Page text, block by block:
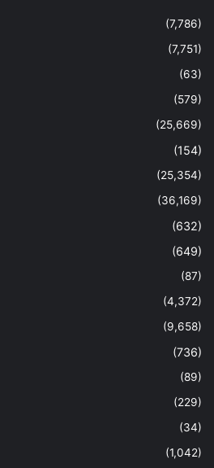
(7,786)
(7,751)
(63)
(579)
(25,669)
(154)
(25,354)
(36,169)
(632)
(649)
(87)
(4,372)
(9,658)
(736)
(89)
(229)
(34)
(1,042)